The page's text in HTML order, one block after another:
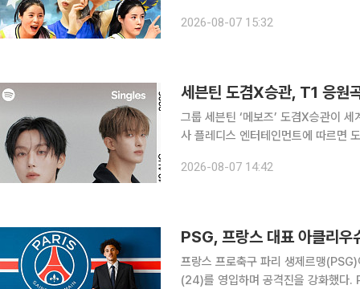
전할 예정이다. 구단은 이다
2026-08-07 15:32
세븐틴 도겸X승관, T1 응원
그룹 세븐틴 ‘메보즈’ 도겸X승관이 세계
사 플레디스 엔터테인먼트에 따르면
2026-08-07 14:42
PSG, 프랑스 대표 아클리
프랑스 프로축구 파리 생제르맹
(24)를 영입하며 공격진을 강화했다. PSG는 6일(현지시간) AS모나코에서 아클리우슈를 영입했다